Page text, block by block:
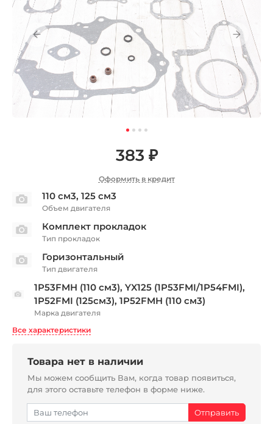
383 ₽
Оформить в кредит
110 см3, 125 см3
Объем двигателя
Комплект прокладок
Тип прокладок
Горизонтальный
Тип двигателя
1P53FMH (110 см3), YX125 (1P53FMI/1P54FMI),
1P52FMI (125см3), 1P52FMH (110 см3)
Марка двигателя
Все характеристики
Товара нет в наличии
Мы можем сообщить Вам, когда товар появиться,
для этого оставьте телефон в форме ниже.